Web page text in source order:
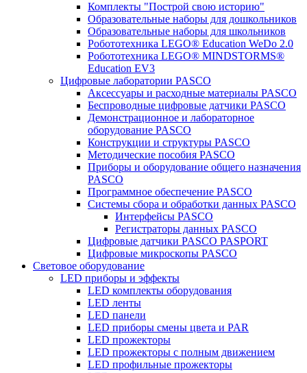
Комплекты "Построй свою историю"
Образовательные наборы для дошкольников
Образовательные наборы для школьников
Робототехника LEGO® Education WeDo 2.0
Робототехника LEGO® MINDSTORMS®
Education EV3
Цифровые лаборатории PASCO
Аксессуары и расходные материалы PASCO
Беспроводные цифровые датчики PASCO
Демонстрационное и лабораторное
оборудование PASCO
Конструкции и структуры PASCO
Методические пособия PASCO
Приборы и оборудование общего назначения
PASCO
Программное обеспечение PASCO
Системы сбора и обработки данных PASCO
Интерфейсы PASCO
Регистраторы данных PASCO
Цифровые датчики PASCO PASPORT
Цифровые микроскопы PASCO
Световое оборудование
LED приборы и эффекты
LED комплекты оборудования
LED ленты
LED панели
LED приборы смены цвета и PAR
LED прожекторы
LED прожекторы с полным движением
LED профильные прожекторы